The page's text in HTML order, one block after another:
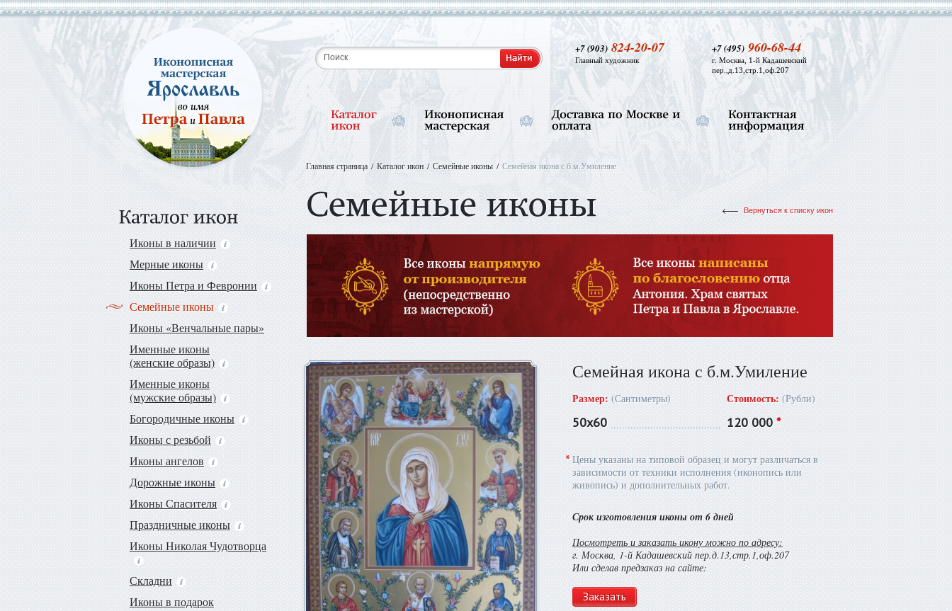
+7 (495)960-68-44
г. Москва, 1-й Кадашевский
пер.,д.13,стр.1,оф.207
+7 (903)824-20-07
Главный художник
Иконы в наличии
Мерные иконы
Иконы Петра и Февронии
Семейные иконы
Иконы «Венчальные пары»
Именные иконы
(женские образы)
Именные иконы
(мужские образы)
Богородичные иконы
Иконы с резьбой
Иконы ангелов
Дорожные иконы
Иконы Спасителя
Праздничные иконы
Иконы Николая Чудотворца
Складни
Иконы в подарок
Главная страница Каталог икон Семейные иконы Семейная икона с б.м.Умиление
Вернуться к списку икон
Семейная икона с б.м.Умиление
Размер: (Сантиметры) Стоимость: (Рубли)
50х60 120 000 *
* Цены указаны на типовой образец и могут различаться в
зависимости от техники исполнения (иконопись или
живопись) и дополнительных работ.
Срок изготовления иконы от 6 дней
Посмотреть и заказать икону можно по адресу:
г. Москва, 1-й Кадашевский пер.д.13,стр.1,оф.207
Или сделав предзаказ на сайте:
Заказать